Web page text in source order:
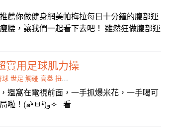
薦你做健身網美帕梅拉每日十分鐘的腹部運
腰，讓我們一起看下去吧！ 雖然狂做腹部運
實用足球肌力操
球 世足 觸碰 高舉 扭轉
還窩在電視前面，一手抓爆米花，一手喝可
樂嗎？嗶嗶！小編要判你紅牌出局啦！(๑•̀ㅂ•́)و✧ 看